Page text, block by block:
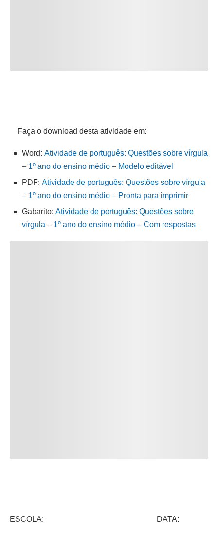
Faça o download desta atividade em:
Word: Atividade de português: Questões sobre vírgula
– 1º ano do ensino médio – Modelo editável
PDF: Atividade de português: Questões sobre vírgula
– 1º ano do ensino médio – Pronta para imprimir
Gabarito: Atividade de português: Questões sobre
vírgula – 1º ano do ensino médio – Com respostas
ESCOLA: DATA: